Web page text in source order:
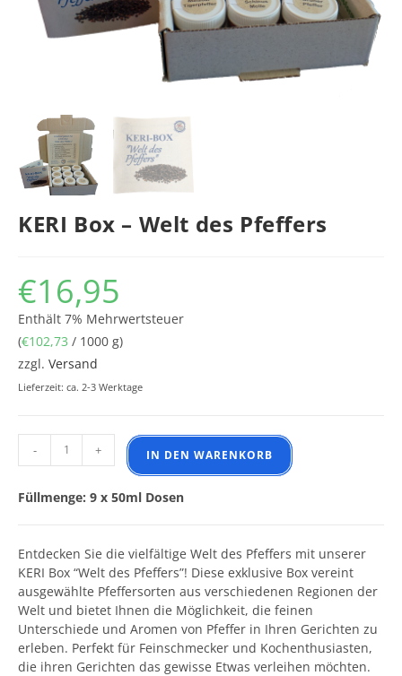
KERI Box – Welt des Pfeffers
€16,95
Enthält 7% Mehrwertsteuer
(€102,73 / 1000 g)
zzgl. Versand
Lieferzeit: ca. 2-3 Werktage
KERI Box - Welt des Pfeffers Menge
- + IN DEN WARENKORB
Füllmenge: 9 x 50ml Dosen
Entdecken Sie die vielfältige Welt des Pfeffers mit unserer
KERI Box “Welt des Pfeffers”! Diese exklusive Box vereint
ausgewählte Pfeffersorten aus verschiedenen Regionen der
Welt und bietet Ihnen die Möglichkeit, die feinen
Unterschiede und Aromen von Pfeffer in Ihren Gerichten zu
erleben. Perfekt für Feinschmecker und Kochenthusiasten,
die ihren Gerichten das gewisse Etwas verleihen möchten.